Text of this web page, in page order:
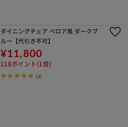
ダイニングチェア ベロア風 ダークブ
ルー【代引き不可】
¥11,800
118ポイント(1倍)
(1)